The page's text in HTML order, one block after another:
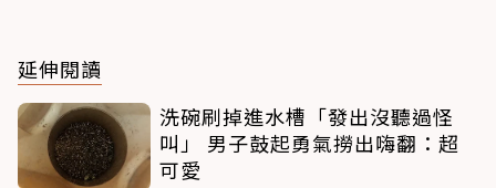
延伸閱讀
洗碗刷掉進水槽「發出沒聽過怪
叫」 男子鼓起勇氣撈出嗨翻：超
可愛